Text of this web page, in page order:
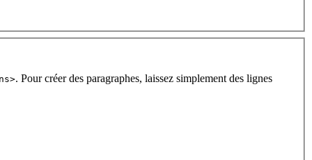
. Pour créer des paragraphes, laissez simplement des lignes